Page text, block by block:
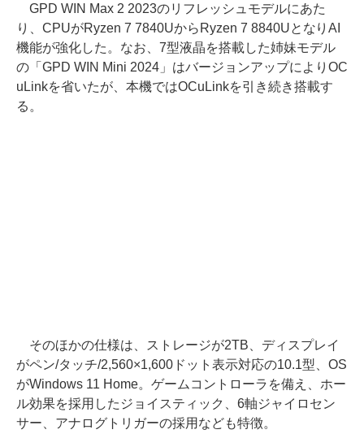
GPD WIN Max 2 2023のリフレッシュモデルにあた
り、CPUがRyzen 7 7840UからRyzen 7 8840UとなりAI
機能が強化した。なお、7型液晶を搭載した姉妹モデル
の「GPD WIN Mini 2024」はバージョンアップによりOC
uLinkを省いたが、本機ではOCuLinkを引き続き搭載す
る。
そのほかの仕様は、ストレージが2TB、ディスプレイ
がペン/タッチ/2,560×1,600ドット表示対応の10.1型、OS
がWindows 11 Home。ゲームコントローラを備え、ホー
ル効果を採用したジョイスティック、6軸ジャイロセン
サー、アナログトリガーの採用なども特徴。